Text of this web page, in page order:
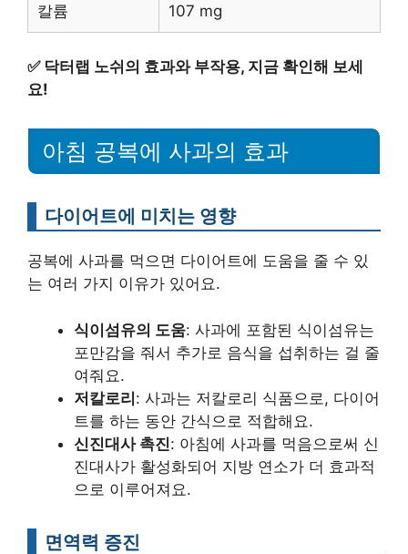
칼륨 107 mg
✅ 닥터랩 노쉬의 효과와 부작용, 지금 확인해 보세
요!
아침 공복에 사과의 효과
다이어트에 미치는 영향
공복에 사과를 먹으면 다이어트에 도움을 줄 수 있
는 여러 가지 이유가 있어요.
식이섬유의 도움: 사과에 포함된 식이섬유는
포만감을 줘서 추가로 음식을 섭취하는 걸 줄
여줘요.
저칼로리: 사과는 저칼로리 식품으로, 다이어
트를 하는 동안 간식으로 적합해요.
신진대사 촉진: 아침에 사과를 먹음으로써 신
진대사가 활성화되어 지방 연소가 더 효과적
으로 이루어져요.
면역력 증진